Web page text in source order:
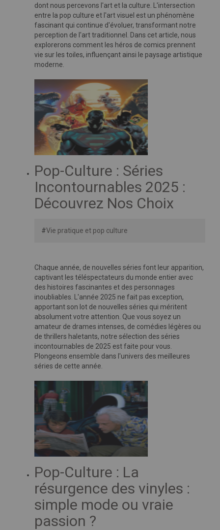
dont nous percevons l'art et la culture. L'intersection
entre la pop culture et l'art visuel est un phénomène
fascinant qui continue d'évoluer, transformant notre
perception de l'art traditionnel. Dans cet article, nous
explorerons comment les héros de comics prennent
vie sur les toiles, influençant ainsi le paysage artistique
moderne.
Pop-Culture : Séries
Incontournables 2025 :
Découvrez Nos Choix
#Vie pratique et pop culture
Chaque année, de nouvelles séries font leur apparition,
captivant les téléspectateurs du monde entier avec
des histoires fascinantes et des personnages
inoubliables. L'année 2025 ne fait pas exception,
apportant son lot de nouvelles séries qui méritent
absolument votre attention. Que vous soyez un
amateur de drames intenses, de comédies légères ou
de thrillers haletants, notre sélection des séries
incontournables de 2025 est faite pour vous.
Plongeons ensemble dans l'univers des meilleures
séries de cette année.
Pop-Culture : La
résurgence des vinyles :
simple mode ou vraie
passion ?